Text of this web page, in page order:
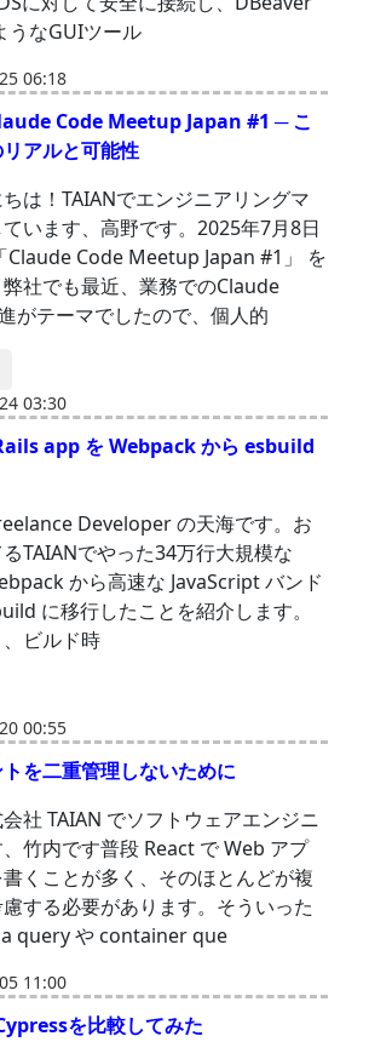
なGUIツール
06:18
Code Meetup Japan #1 ─ こ
アルと可能性
は！TAIANでエンジニアリングマ
います、高野です。2025年7月8日
Claude Code Meetup Japan #1」 を
社でも最近、業務でのClaude
がテーマでしたので、個人的
03:30
app を Webpack から esbuild
Developer の天海です。お
TAIANでやった34万行大規模な
から高速な JavaScript バンド
に移行したことを紹介します。
ビルド時
00:55
を二重管理しないために
社 TAIAN でソフトウェアエンジニ
竹内です普段 React で Web アプ
くことが多く、そのほとんどが複
する必要があります。そういった
query や container que
11:00
を比較してみた